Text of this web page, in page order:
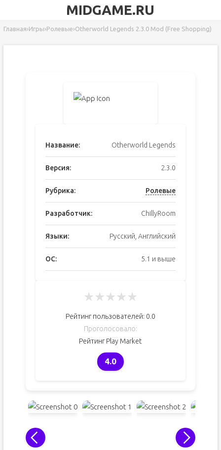
MIDGAME.RU
Главная›Игры›Ролевые›Otherworld Legends 2.3.0 Mod (Free Shopping)
Название: Otherworld Legends
Версия: 2.3.0
Рубрика: Ролевые
Разработчик: ChillyRoom
Языки: Русский, Английский
ОС: 5.1 и выше
★★★★★
Рейтинг пользователей: 0.0
Проголосовало:
Рейтинг Play Market
4.0